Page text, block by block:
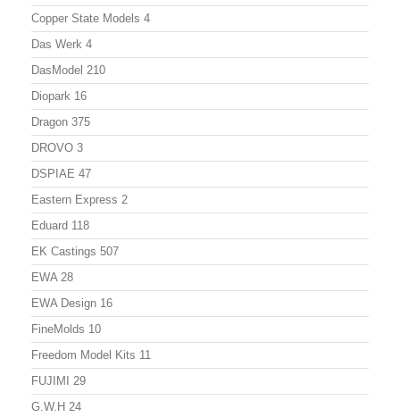
Copper State Models 4
Das Werk 4
DasModel 210
Diopark 16
Dragon 375
DROVO 3
DSPIAE 47
Eastern Express 2
Eduard 118
EK Castings 507
EWA 28
EWA Design 16
FineMolds 10
Freedom Model Kits 11
FUJIMI 29
G.W.H 24